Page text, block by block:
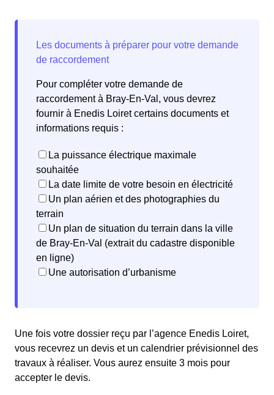
Pour compléter votre demande de
raccordement à Bray-En-Val, vous devrez
fournir à Enedis Loiret certains documents et
informations requis :
La puissance électrique maximale
souhaitée
La date limite de votre besoin en électricité
Un plan aérien et des photographies du
terrain
Un plan de situation du terrain dans la ville
de Bray-En-Val (extrait du cadastre disponible
en ligne)
Une autorisation d’urbanisme
Une fois votre dossier reçu par l’agence Enedis Loiret,
vous recevrez un devis et un calendrier prévisionnel des
travaux à réaliser. Vous aurez ensuite 3 mois pour
accepter le devis.